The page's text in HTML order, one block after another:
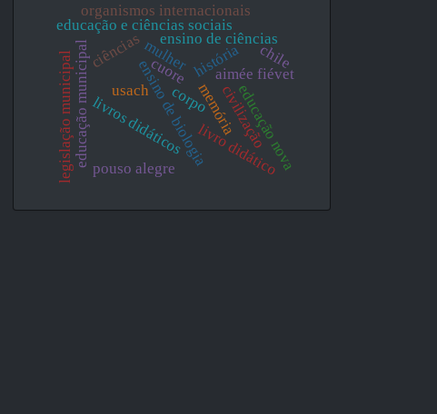
história
memória
ensino de ciências
ensino de biologia
livros didáticos
educação e ciências sociais
organismos internacionais
educação municipal livro didático
aimée fiévet
mulher
educação nova
ciências
legislação municipal pouso alegre
chile
usach
cuore
civilização
corpo